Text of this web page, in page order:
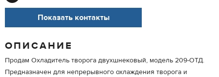
Показать контакты
ОПИСАНИЕ
Продам Охладитель творога двухшнековый, модель 209-ОТД.
Предназначен для непрерывного охлаждения творога и